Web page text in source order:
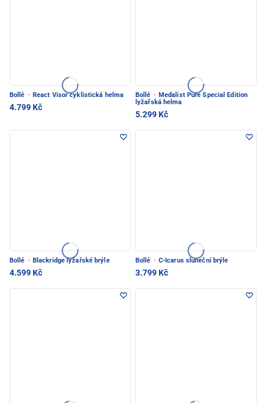
Bollé · React Visor cyklistická helma
4.799 Kč
Bollé · Medalist Pure Special Edition
lyžařská helma
5.299 Kč
Bollé · Blackridge lyžařské brýle
4.599 Kč
Bollé · C-Icarus sluneční brýle
3.799 Kč